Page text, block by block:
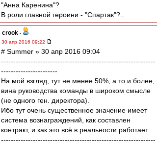
"Анна Каренина"?
В роли главной героини - "Спартак"?..
crook -
30 апр 2016 09:22
# Summer » 30 апр 2016 09:04
---------------------------------------------------------------
-----------------------
На мой взгляд, тут не менее 50%, а то и более,
вина руководства команды в широком смысле
(не одного ген. директора).
Ибо тут очень существенное значение имеет
система вознаграждений, как составлен
контракт, и как это всё в реальности работает.
---------------------------------------------------------------